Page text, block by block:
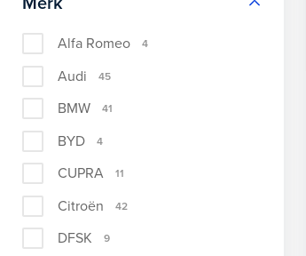
Alfa Romeo 4
Audi 45
BMW 41
BYD 4
CUPRA 11
Citroën 42
DFSK 9